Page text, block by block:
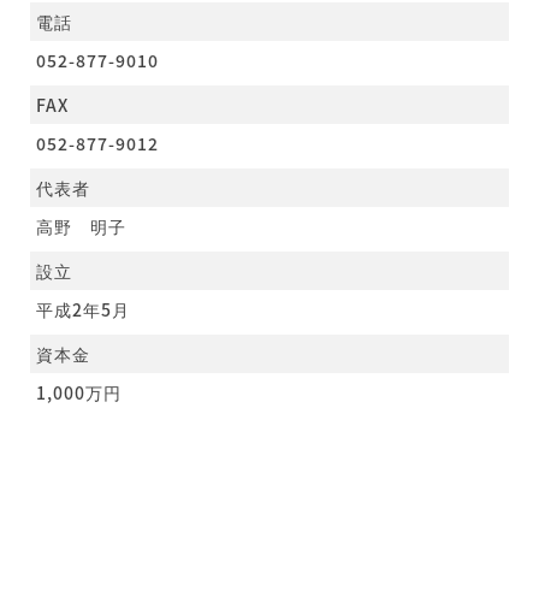
電話
052-877-9010
FAX
052-877-9012
代表者
高野 明子
設立
平成2年5月
資本金
1,000万円